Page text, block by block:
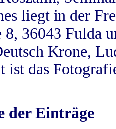
liegt in der
8, 36043 Fulda
Krone,
ist das
der Einträge